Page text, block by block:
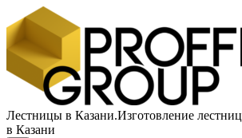
Лестницы в Казани.Изготовление лестниц
в Казани